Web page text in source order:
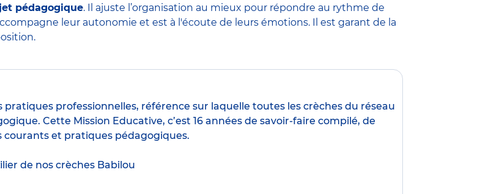
pédagogique. Il ajuste l’organisation au mieux pour répondre au rythme de
leur autonomie et est à l'écoute de leurs émotions. Il est garant de la
pratiques professionnelles, référence sur laquelle toutes les crèches du réseau
Cette Mission Educative, c’est 16 années de savoir-faire compilé, de
courants et pratiques pédagogiques.
de nos crèches Babilou